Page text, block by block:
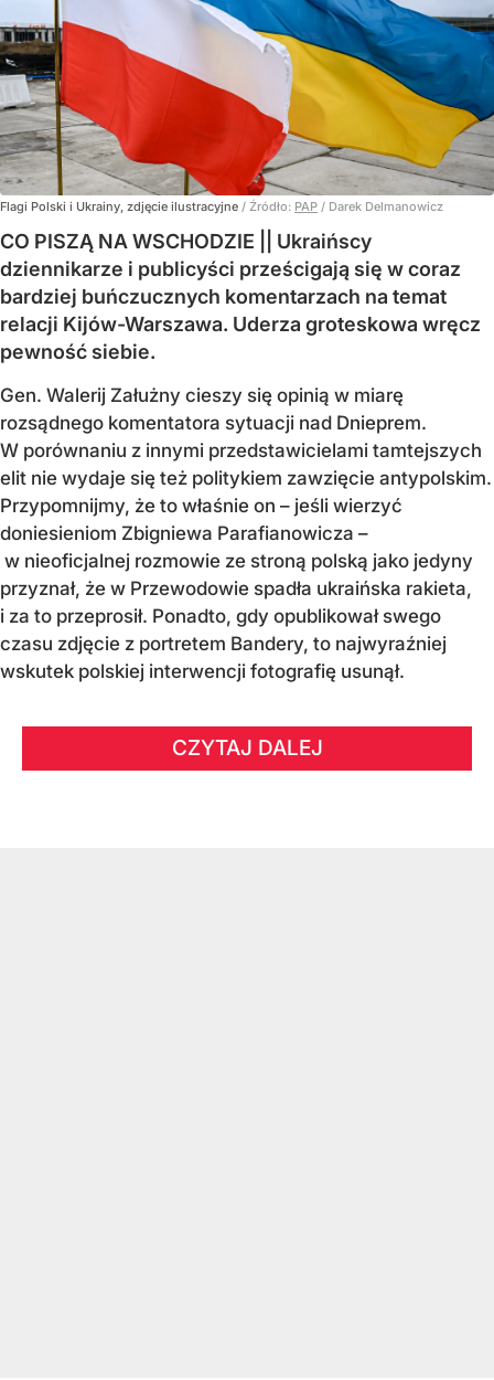
Flagi Polski i Ukrainy, zdjęcie ilustracyjne / Źródło: PAP / Darek Delmanowicz
CO PISZĄ NA WSCHODZIE || Ukraińscy
dziennikarze i publicyści prześcigają się w coraz
bardziej buńczucznych komentarzach na temat
relacji Kijów-Warszawa. Uderza groteskowa wręcz
pewność siebie.
Gen. Walerij Załużny cieszy się opinią w miarę
rozsądnego komentatora sytuacji nad Dnieprem.
W porównaniu z innymi przedstawicielami tamtejszych
elit nie wydaje się też politykiem zawzięcie antypolskim.
Przypomnijmy, że to właśnie on – jeśli wierzyć
doniesieniom Zbigniewa Parafianowicza –
w nieoficjalnej rozmowie ze stroną polską jako jedyny
przyznał, że w Przewodowie spadła ukraińska rakieta,
i za to przeprosił. Ponadto, gdy opublikował swego
czasu zdjęcie z portretem Bandery, to najwyraźniej
wskutek polskiej interwencji fotografię usunął.
CZYTAJ DALEJ